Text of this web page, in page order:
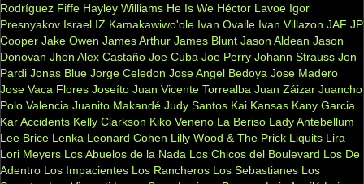
Rodríguez Fiffe Hayley Williams He Is We Héctor Lavoe Igor
Presnyakov Israel IZ Kamakawiwo'ole Ivan Ovalle Ivan Villazon JAF JP
Cooper Jake Owen James Arthur James Blunt Jason Aldean Jason
Donovan Jhon Alex Castaño Joe Cuba Joe Perry Johann Strauss Jon
Pardi Jonas Blue Jorge Celedon Jose Angel Bedoya Jose Madero
Jose Vaca Flores Joseíto Juan Vicente Torrealba Juan Záizar Juancho
Polo Valencia Juanito Makandé Judy Santos Kai Kansas Kany Garcia
Kar Accidents Kelly Clarkson Kiko Veneno La Beriso Lady Antebellum
Lee Brice Lenka Leonard Cohen Lilly Wood & The Prick Liquits Lira
Lori Meyers Los Abuelos de la Nada Los Chicos del Boulevard Los De
Adentro Los Impacientes Los Rancheros Los Sebastianes Los